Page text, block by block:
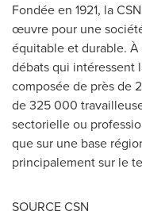
Fondée en 1921, la
œuvre pour une
équitable et durable.
débats qui intéressent
composée de près de
de 325 000
sectorielle ou
que sur une base
principalement sur le
SOURCE CSN